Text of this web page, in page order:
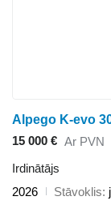
Alpego K-evo
15 000 € Ar PVN
Irdinātājs
2026
Stāvoklis